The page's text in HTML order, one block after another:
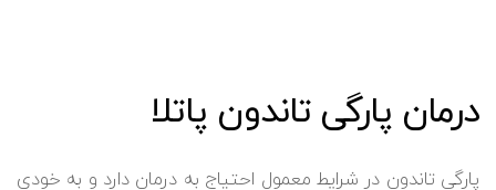
درمان پارگی تاندون پاتلا
پارگی تاندون در شرایط معمول احتیاج به درمان دارد و به خودی